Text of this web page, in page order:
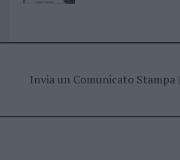
Invia un Comunicato Stampa|